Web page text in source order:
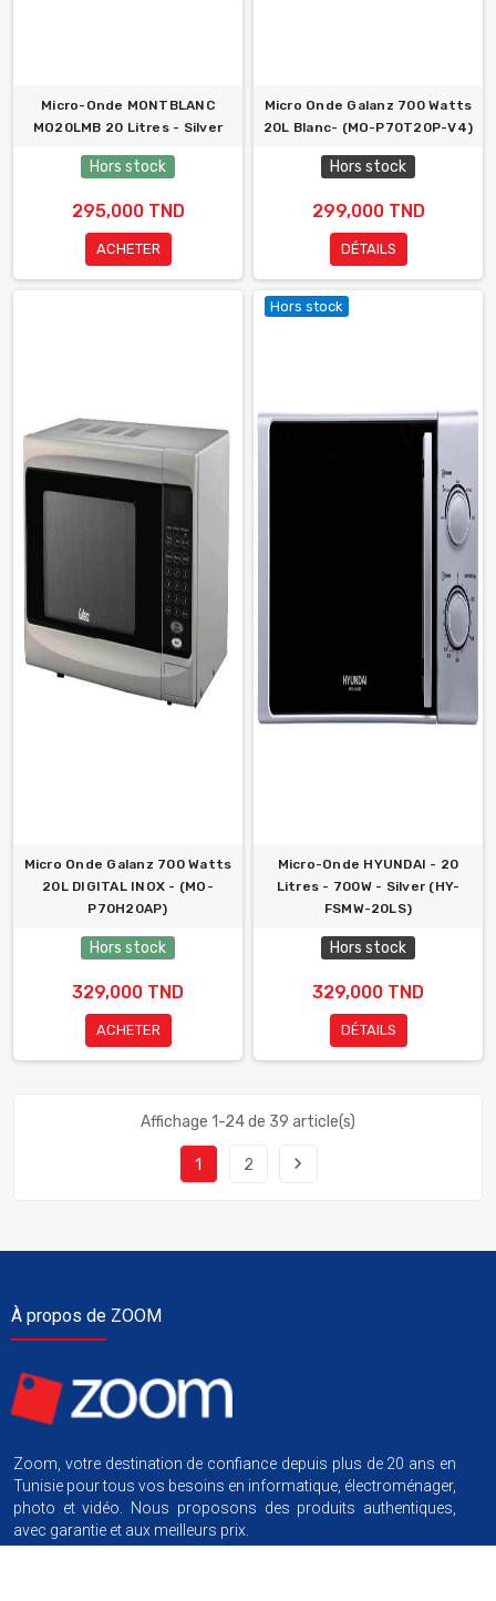
Micro-Onde MONTBLANC
MO20LMB 20 Litres - Silver
Hors stock
295,000 TND
ACHETER
Micro Onde Galanz 700 Watts
20L Blanc- (MO-P70T20P-V4)
Hors stock
299,000 TND
DÉTAILS
Micro Onde Galanz 700 Watts
20L DIGITAL INOX - (MO-
P70H20AP)
Hors stock
329,000 TND
ACHETER
Hors stock
Micro-Onde HYUNDAI - 20
Litres - 700W - Silver (HY-
FSMW-20LS)
Hors stock
329,000 TND
DÉTAILS
Affichage 1-24 de 39 article(s)
1 2 navigate_next
À propos de ZOOM
Zoom, votre destination de confiance depuis plus de 20 ans en
Tunisie pour tous vos besoins en informatique, électroménager,
photo et vidéo. Nous proposons des produits authentiques,
avec garantie et aux meilleurs prix.